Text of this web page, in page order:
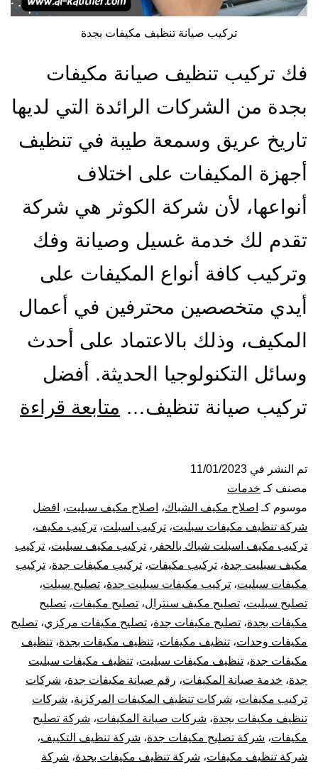
تركيب صيانة تنظيف مكيفات بجدة
فك تركيب تنظيف صيانة مكيفات
بجدة من الشركات الرائدة التي لديها
تاريخ عريق وسمعة طيبة في تنظيف
أجهزة المكيفات على اختلاف
أنواعها، لأن شركة الكوثر هي شركة
تقدم لك خدمة غسيل وصيانة وفك
وتركيب كافة أنواع المكيفات على
أيدي متخصصين محترفين في أعمال
المكيف، وذلك بالاعتماد على أحدث
وسائل التكنولوجيا الحديثة. أفضل
تركيب صيانة تنظيف… متابعة قراءة
تم النشر في 11/01/2023
مصنف كـ خدمات
موسوم كـ اصلاح مكيف الشباك، اصلاح مكيف سبليت، افضل
شركة تنظيف مكيفات سبليت، تركيب اسبلت، تركيب مكيف،
تركيب مكيف اسبلت شباك بالحفر ، تركيب مكيف سبليت، تركيب
مكيف سبليت جدة، تركيب مكيفات، تركيب مكيفات جدة، تركيب
مكيفات سبليت، تركيب مكيفات سبليت جدة، تصليح سبلت،
تصليح سبليت، تصليح مكيف سنترال، تصليح مكيفات، تصليح
مكيفات بجدة، تصليح مكيفات جدة، تصليح مكيفات مركزي، تصليح
مكيفات وحدات، تنظيف مكيفات، تنظيف مكيفات بجدة، تنظيف
مكيفات جدة، تنظيف مكيفات سبليت، تنظيف مكيفات سبليت
جدة، خدمة صيانة المكيفات، رقم صيانة مكيفات جدة، شركات
تركيب مكيفات، شركات تنظيف المكيفات المركزية، شركات
تنظيف مكيفات بجدة، شركات صيانة المكيفات، شركة تصليح
مكيفات، شركة تصليح مكيفات جدة، شركة تنظيف التكييف،
شركة تنظيف مكيفات، شركة تنظيف مكيفات بجدة، شركة